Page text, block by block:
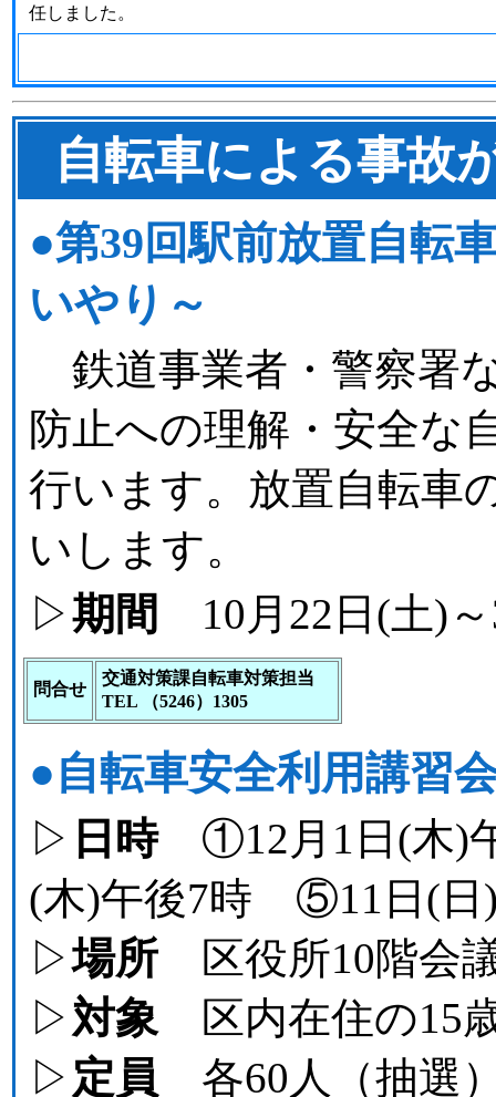
任しました。
自転車による事故
●第39回駅前放置自
いやり～
鉄道事業者・警察署
防止への理解・安全な
行います。放置自転車
いします。
▷期間 10月22日(土)
問合せ
交通対策課自転車対策担当
TEL （5246）1305
●自転車安全利用講習
▷ 日時①12月1日(木)
(木)午後7時 ⑤11日(日
▷場所 区役所10階会
▷対象区内在住の15
▷ 定員 各60人（抽選